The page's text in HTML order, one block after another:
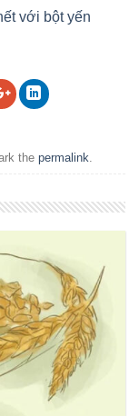
với bột yến
the permalink